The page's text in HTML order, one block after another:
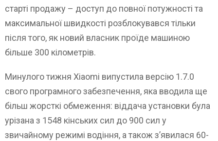
старті продажу – доступ до повної потужності та
максимальної швидкості розблокувався тільки
після того, як новий власник проїде машиною
більше 300 кілометрів.
Минулого тижня Xiaomi випустила версію 1.7.0
свого програмного забезпечення, яка вводила ще
більш жорсткі обмеження: віддача установки була
урізана з 1548 кінських сил до 900 сил у
звичайному режимі водіння, а також з’явилася 60-